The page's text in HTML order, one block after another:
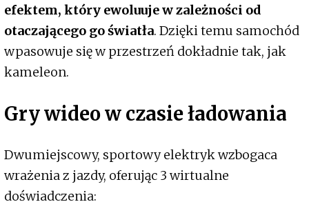
efektem, który ewoluuje w zależności od
otaczającego go światła. Dzięki temu samochód
wpasowuje się w przestrzeń dokładnie tak, jak
kameleon.
Gry wideo w czasie ładowania
Dwumiejscowy, sportowy elektryk wzbogaca
wrażenia z jazdy, oferując 3 wirtualne
doświadczenia: